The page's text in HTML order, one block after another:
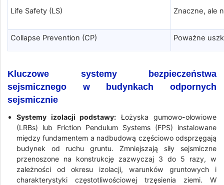
Life Safety (LS) Znaczne, ale
Collapse Prevention (CP) Poważne
Kluczowe systemy bezpieczeństwa
sejsmicznego w budynkach odpornych
sejsmicznie
Systemy izolacji podstawy: Łożyska gumowo-ołowiowe
(LRBs) lub Friction Pendulum Systems (FPS) instalowane
między fundamentem a nadbudową częściowo odsprzęgają
budynek od ruchu gruntu. Zmniejszają siły sejsmiczne
przenoszone na konstrukcję zazwyczaj 3 do 5 razy, w
zależności od okresu izolacji, warunków gruntowych i
charakterystyki częstotliwościowej trzęsienia ziemi. W